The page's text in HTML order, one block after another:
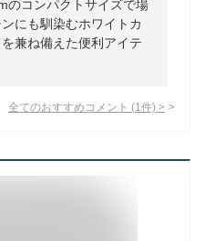
のコンパクトサイズで場
にも馴染むホワイトカ
兼ね備えた便利アイテ
全てのおすすめコメント (1 件) >